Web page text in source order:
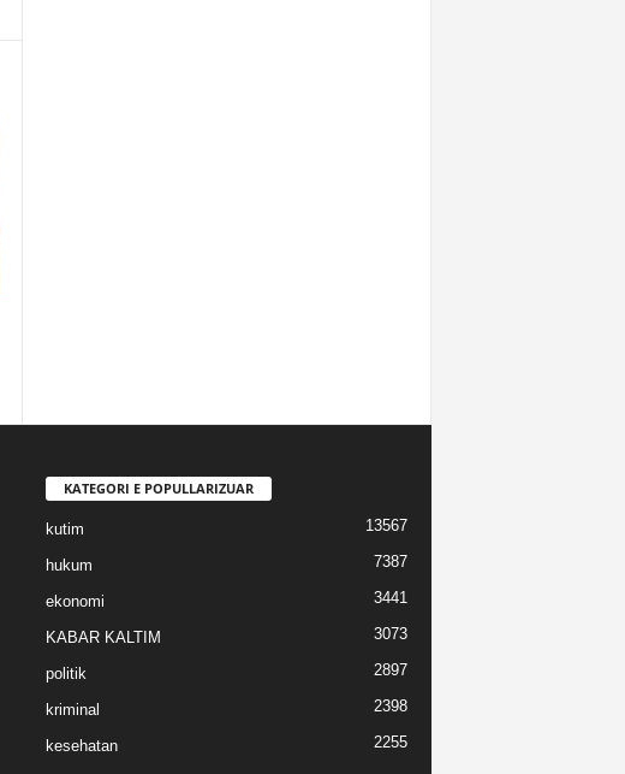
KATEGORI E POPULLARIZUAR
kutim 13567
hukum 7387
ekonomi 3441
KABAR KALTIM 3073
politik 2897
kriminal 2398
kesehatan 2255